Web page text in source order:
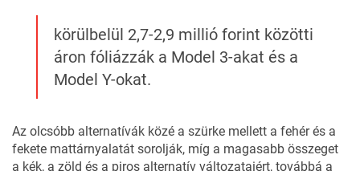
körülbelül 2,7-2,9 millió forint közötti
áron fóliázzák a Model 3-akat és a
Model Y-okat.
Az olcsóbb alternatívák közé a szürke mellett a fehér és a
fekete mattárnyalatát sorolják, míg a magasabb összeget
a kék, a zöld és a piros alternatív változataiért, továbbá a